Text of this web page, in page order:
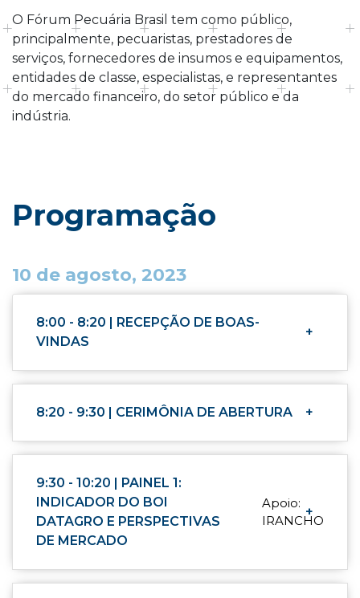
O Fórum Pecuária Brasil tem como público,
principalmente, pecuaristas, prestadores de
serviços, fornecedores de insumos e equipamentos,
entidades de classe, especialistas, e representantes
do mercado financeiro, do setor público e da
indústria.
Programação
10 de agosto, 2023
8:00 - 8:20 | RECEPÇÃO DE BOAS-
VINDAS
+
8:20 - 9:30 | CERIMÔNIA DE ABERTURA +
9:30 - 10:20 | PAINEL 1:
INDICADOR DO BOI
DATAGRO E PERSPECTIVAS
DE MERCADO
Apoio:
IRANCHO
+